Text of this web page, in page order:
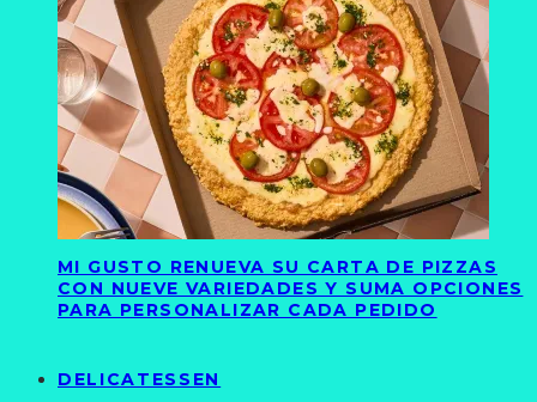
MI GUSTO RENUEVA SU CARTA DE PIZZAS
CON NUEVE VARIEDADES Y SUMA OPCIONES
PARA PERSONALIZAR CADA PEDIDO
DELICATESSEN